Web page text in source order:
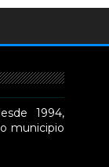
1994,
municipio